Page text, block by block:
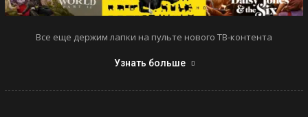
Все еще держим лапки на пульте нового ТВ-контента
Узнать больше